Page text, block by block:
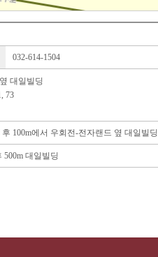
032-614-1504
대일빌딩
73
100m에서 우회전-전자랜드 옆 대일빌딩
대일빌딩